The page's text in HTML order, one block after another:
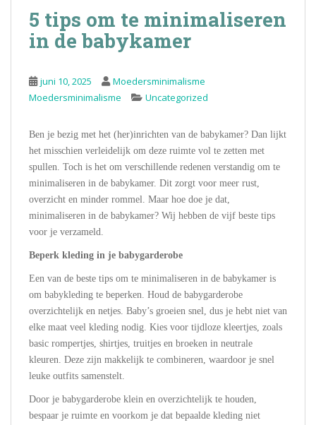
5 tips om te minimaliseren
in de babykamer
juni 10, 2025
Moedersminimalisme
Moedersminimalisme
Uncategorized
Ben je bezig met het (her)inrichten van de babykamer? Dan lijkt
het misschien verleidelijk om deze ruimte vol te zetten met
spullen. Toch is het om verschillende redenen verstandig om te
minimaliseren in de babykamer. Dit zorgt voor meer rust,
overzicht en minder rommel. Maar hoe doe je dat,
minimaliseren in de babykamer? Wij hebben de vijf beste tips
voor je verzameld.
Beperk kleding in je babygarderobe
Een van de beste tips om te minimaliseren in de babykamer is
om babykleding te beperken. Houd de babygarderobe
overzichtelijk en netjes. Baby’s groeien snel, dus je hebt niet van
elke maat veel kleding nodig. Kies voor tijdloze kleertjes, zoals
basic rompertjes, shirtjes, truitjes en broeken in neutrale
kleuren. Deze zijn makkelijk te combineren, waardoor je snel
leuke outfits samenstelt.
Door je babygarderobe klein en overzichtelijk te houden,
bespaar je ruimte en voorkom je dat bepaalde kleding niet